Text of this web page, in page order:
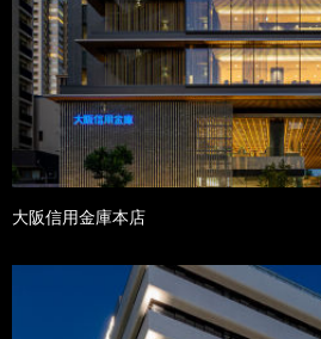
大阪信用金庫本店